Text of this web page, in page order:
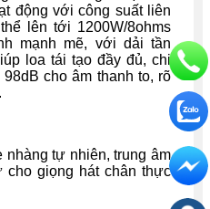
động với công suất liên
lên tới 1200W/8ohms
mạnh mẽ, với dải tần
loa tái tạo đầy đủ, chi
cho âm thanh to, rõ
nhàng tự nhiên, trung âm
cho giọng hát chân thực